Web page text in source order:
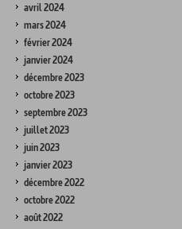
avril 2024
mars 2024
février 2024
janvier 2024
décembre 2023
octobre 2023
septembre 2023
juillet 2023
juin 2023
janvier 2023
décembre 2022
octobre 2022
août 2022